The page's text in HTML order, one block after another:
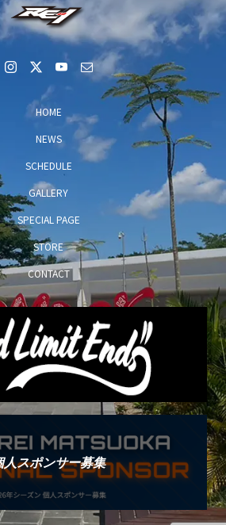
HOME
NEWS
SCHEDULE
GALLERY
SPECIAL PAGE
STORE
CONTACT
人スポンサー募集